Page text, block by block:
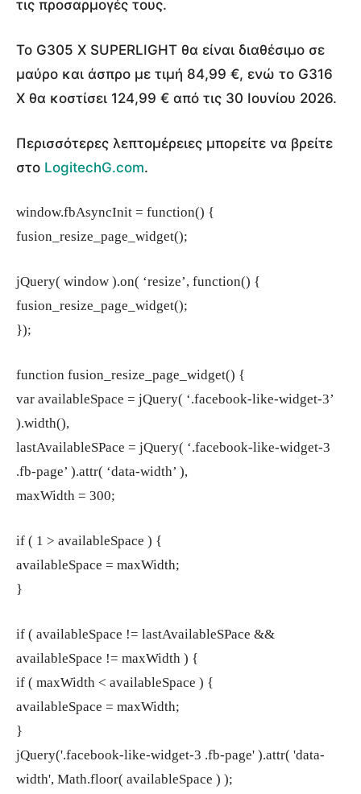
τις προσαρμογές τους.
Το G305 X SUPERLIGHT θα είναι διαθέσιμο σε
μαύρο και άσπρο με τιμή 84,99 €, ενώ το G316
X θα κοστίσει 124,99 € από τις 30 Ιουνίου 2026.
Περισσότερες λεπτομέρειες μπορείτε να βρείτε
στο LogitechG.com.
window.fbAsyncInit = function() {
fusion_resize_page_widget();
jQuery( window ).on( ‘resize’, function() {
fusion_resize_page_widget();
});
function fusion_resize_page_widget() {
var availableSpace = jQuery( ‘.facebook-like-widget-3’
).width(),
lastAvailableSPace = jQuery( ‘.facebook-like-widget-3
.fb-page’ ).attr( ‘data-width’ ),
maxWidth = 300;
if ( 1 > availableSpace ) {
availableSpace = maxWidth;
}
if ( availableSpace != lastAvailableSPace &&
availableSpace != maxWidth ) {
if ( maxWidth < availableSpace ) {
availableSpace = maxWidth;
}
jQuery('.facebook-like-widget-3 .fb-page' ).attr( 'data-
width', Math.floor( availableSpace ) );